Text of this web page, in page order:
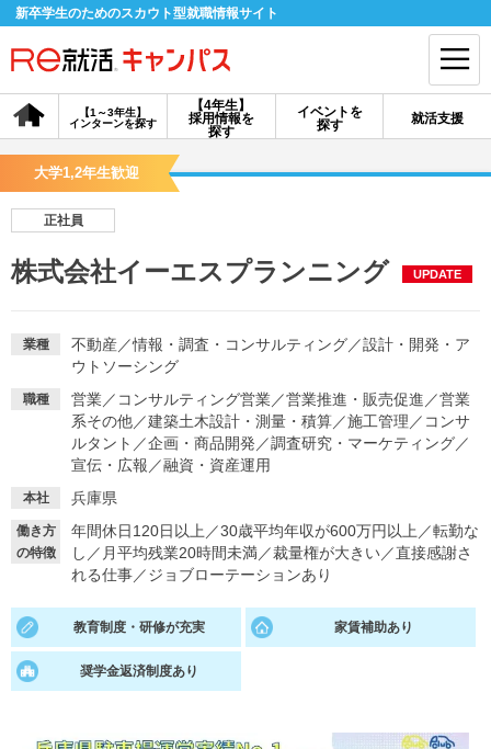
新卒学生のためのスカウト型就職情報サイト
【4年生】
採用情報を
探す
【1～3年生】
インターンを探す
イベントを
探す
就活支援
会員登録 ログイン
探す
イベントを探す スカウト お知らせ
就活ノウハウ・サポート
就活支援
就活ノウハウが満載！
就活コラム
お役立ち記事・相談室など
適職診断 就活チャンネル
就活ニュースペーパー
大学1,2年生歓迎
正社員
株式会社イーエスプランニング UPDATE
業種 不動産／情報・調査・コンサルティング／設計・開発・ア
ウトソーシング
職種 営業／ コンサルティング営業／営業推進・販売促進 ／営業
系その他／建築土木設計・測量・積算／施工管理 ／ コンサ
ルタント ／企画・商品開発 ／調査研究・マーケティング／
宣伝・広報 ／融資・資産運用
本社 兵庫県
働き方
の特徴
年間休日120日以上 ／30歳平均年収が600万円以上 ／転勤な
し ／ 月平均残業20時間未満／裁量権が大きい／直接感謝さ
れる仕事／ジョブローテーションあり
教育制度・研修が充実 家賃補助あり
奨学金返済制度あり